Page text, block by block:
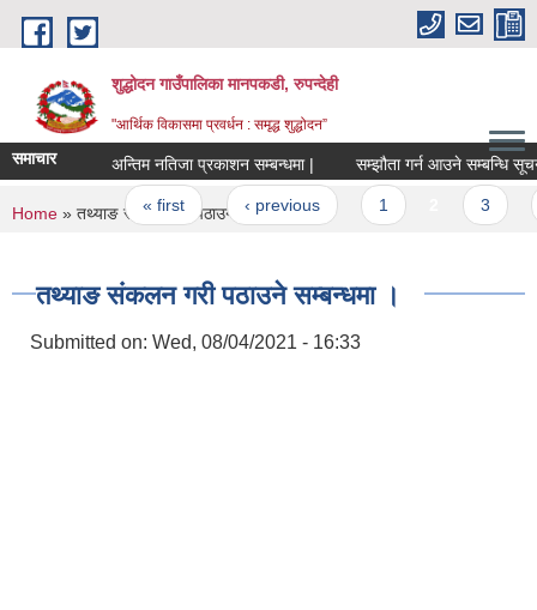
Skip to main content
शुद्धोदन गाउँपालिका मानपकडी, रुपन्देही
"आर्थिक विकासमा प्रवर्धन : समृद्ध शुद्धोदन”
समाचार अन्तिम नतिजा प्रकाशन सम्बन्धमा | सम्झौता गर्न आउने सम्बन्धि सूचना ।
Pages
« first ‹ previous
You are here
Home » तथ्याङ संकलन गरी पठाउने सम्बन्धमा ।
तथ्याङ संकलन गरी पठाउने सम्बन्धमा ।
Submitted on: Wed, 08/04/2021 - 16:33